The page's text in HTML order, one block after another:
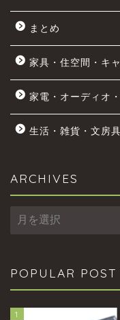
まとめ
家具・住空間・キ
家電・オーディオ
生活・雑貨・文房
ARCHIVES
POPULAR POST
1